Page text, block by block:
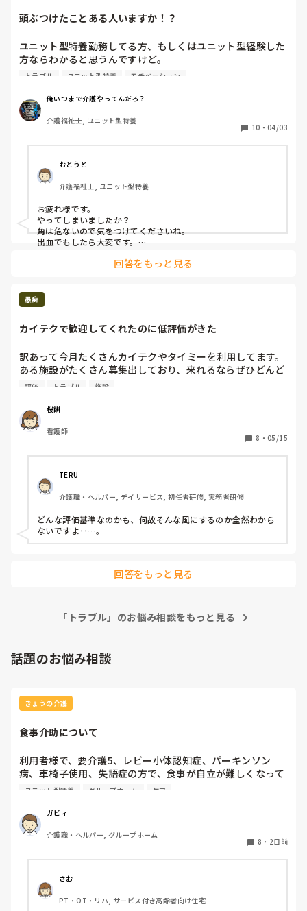
頭ぶつけたことある人いますか！？
ユニット型特養勤務してる方、もしくはユニット型経験した
方ならわかると思うんですけど。
お茶沸かしたり、昼の味噌汁温める時しか使わないIHコンロ
あるところ。
あそこの換気扇のところに毎回頭ぶつけるんですけど！！
お茶作るときとか、お昼のときとか
気をつけてるのに！！
これ女性は頭ぶつからないんですけど、男性はぶつかるんで
す( ﾟAﾟ )
身長か？身長のせいか？
用者が視界から消えるんですよ笑
たんこぶできるほどではないけど、毎回ぶつけては他の職員
事故報告出したいくらい笑
これ同じ境遇の方いますか？
女性でも頭ぶつける方いますか？
トラブル ユニット型特養 モチベーション
俺いつまで介護やってんだろ？
介護福祉士, ユニット型特養
10 ・ 04/03
おとうと
介護福祉士, ユニット型特養
お疲れ様です。
やってしまいましたか？
角は危ないので気をつけてくださいね。
出血でもしたら大変です。
回答をもっと見る
愚痴
カイテクで歓迎してくれたのに低評価がきた
訳あって今月たくさんカイテクやタイミーを利用してます。
ある施設がたくさん募集出しており、来れるならぜひどんど
ん来て、同じ人に来てもらった方が助かるからと言ってくれ
ちらに応募し直しました。
職員さんも優しいし、仕事もキツくなかったので気に入った
んですが、評価してくれない上に急かしたらスキル３とかで
きそうでそれだけ困ってます。
ミスはしていないし、いつもありがとうと言って下さるし事
業所キャンセルやブロックされてないのでどういう意味の低
評価なのかわからなくて困ってます。
先方に聞いてみましたが現場の方が評価しているわけではな
いのでわからないそうです。
と思っていたので、このようなことはよくあることなんです
評価 トラブル 施設
桜餅
看護師
8 ・ 05/15
TERU
介護職・ヘルパー, デイサービス, 初任者研修, 実務者研修
どんな評価基準なのかも、何故そんな風にするのか全然わから
ないですよ‥…｡
回答をもっと見る
「トラブル」のお悩み相談をもっと見る
話題のお悩み相談
きょうの介護
食事介助について
利用者様で、要介護5、レビー小体認知症、パーキンソン
病、車椅子使用、失語症の方で、食事が自立が難しくなって
来ました。ご飯を、おにぎりにして、ご自分で手づかみで食
す。食べられる時とスプーンを使っても難しい時がありま
す。おかずも、おにぎり同様、手づかみでたべてもらってる
時があるのですが、難しい時は、職員が介助しています。ご
かずの手づかみは、どうかなと思うのですが、皆さんはどう
思われますか？私は、自分の母親が手づかみで食べてるのを
見たら、悲しくなります…職員さん、介助して下さいと思っ
てしまいます…
ユニット型特養 グループホーム ケア
ガビィ
介護職・ヘルパー, グループホーム
8 ・ 2日前
さお
PT・OT・リハ, サービス付き高齢者向け住宅